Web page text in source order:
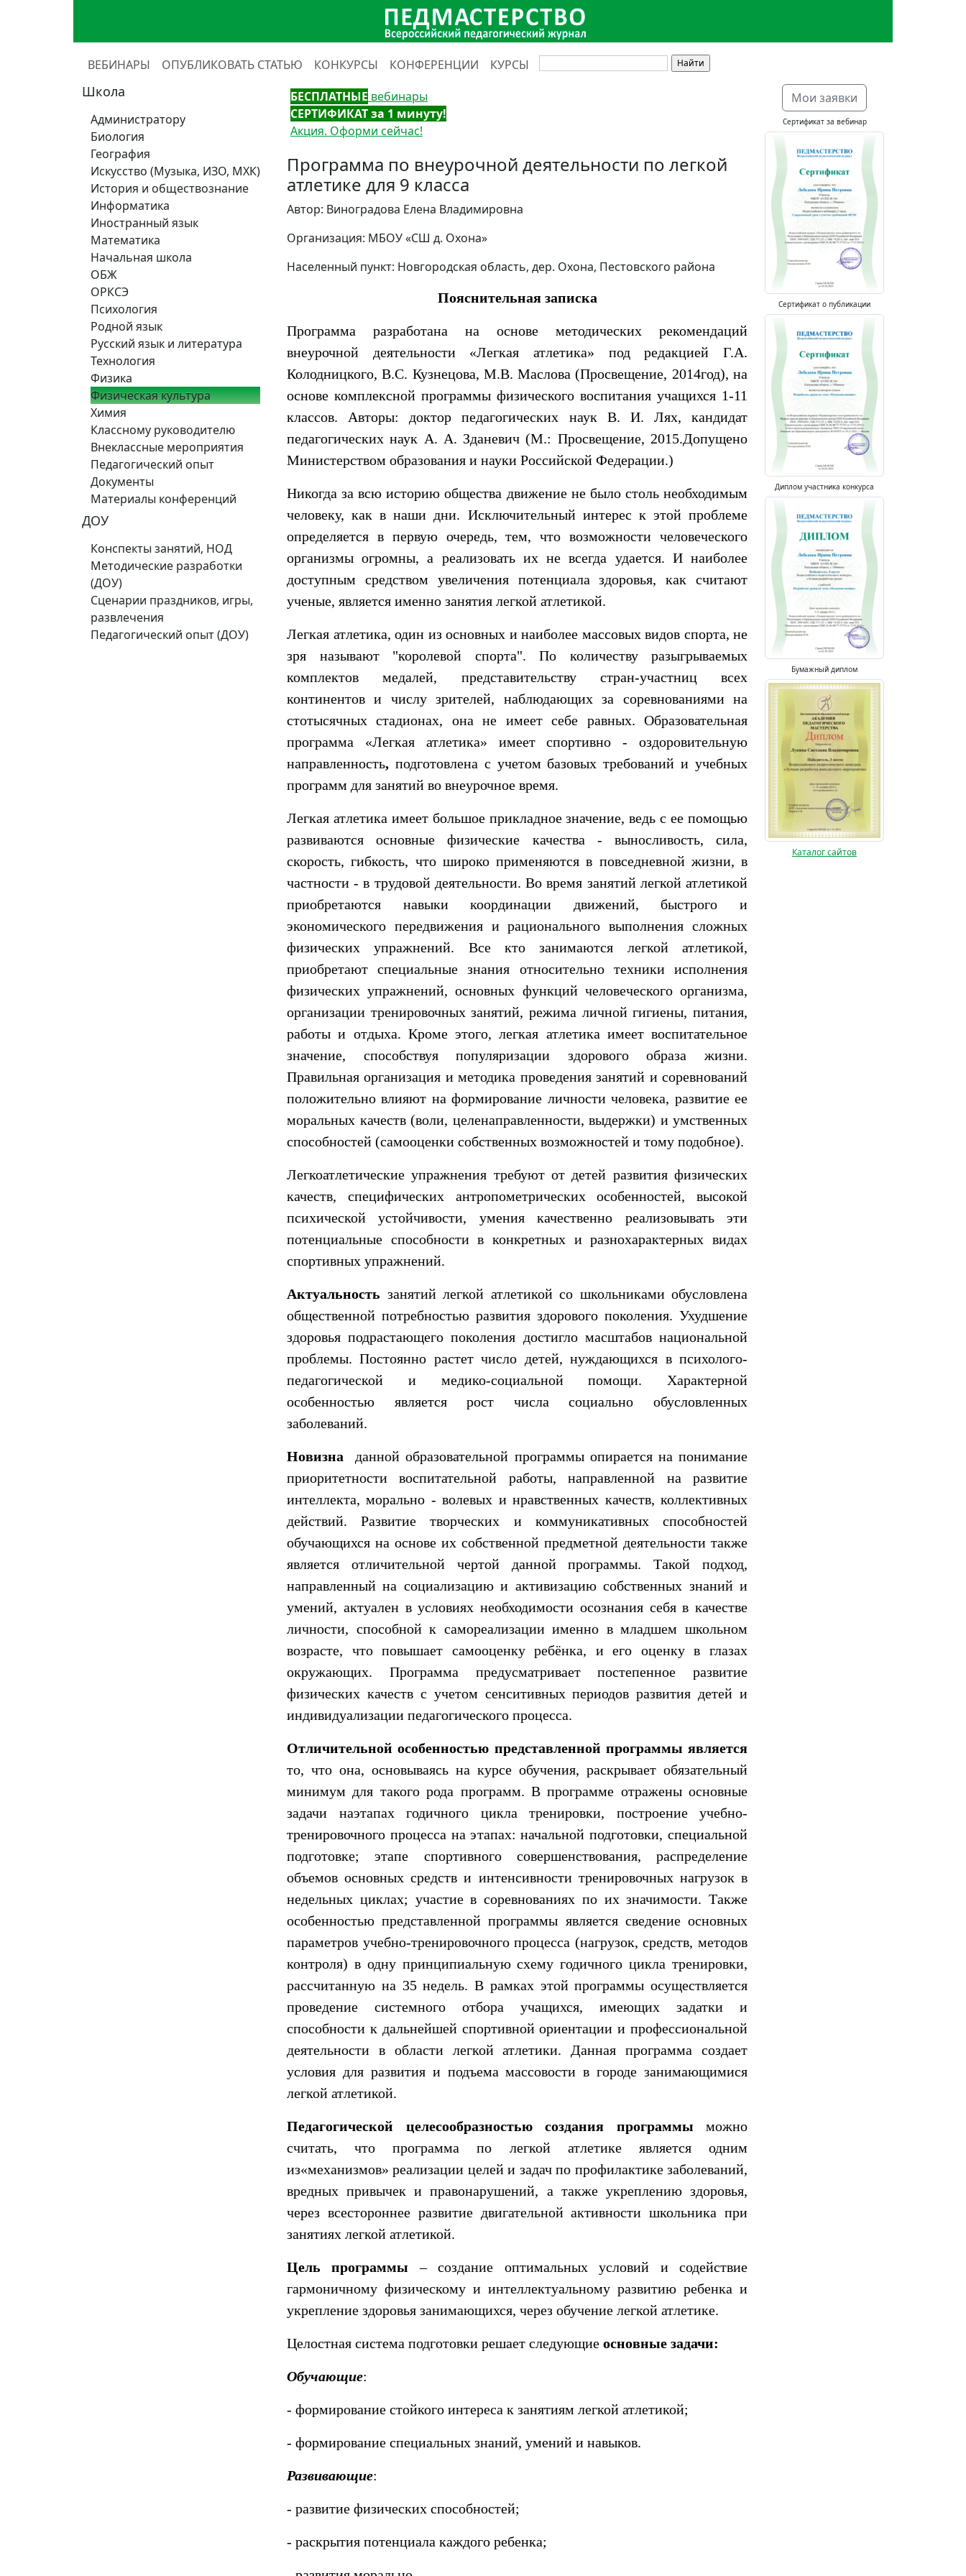
ВЕБИНАРЫ ОПУБЛИКОВАТЬ СТАТЬЮ КОНКУРСЫ КОНФЕРЕНЦИИ КУРСЫ
Школа
Администратору
Биология
География
Искусство (Музыка, ИЗО, МХК)
История и обществознание
Информатика
Иностранный язык
Математика
Начальная школа
ОБЖ
ОРКСЭ
Психология
Родной язык
Русский язык и литература
Технология
Физика
Физическая культура
Химия
Классному руководителю
Внеклассные мероприятия
Педагогический опыт
Документы
Материалы конференций
ДОУ
Конспекты занятий, НОД
Методические разработки
(ДОУ)
Сценарии праздников, игры,
развлечения
Педагогический опыт (ДОУ)
БЕСПЛАТНЫЕ вебинары
СЕРТИФИКАТ за 1 минуту!
Акция. Оформи сейчас!
Программа по внеурочной деятельности по легкой
атлетике для 9 класса
Автор: Виноградова Елена Владимировна
Организация: МБОУ «СШ д. Охона»
Населенный пункт: Новгородская область, дер. Охона, Пестовского района
Пояснительная записка
Программа разработана на основе методических рекомендаций
внеурочной деятельности «Легкая атлетика» под редакцией Г.А.
Колодницкого, В.С. Кузнецова, М.В. Маслова (Просвещение, 2014год), на
основе комплексной про­граммы физического воспитания учащихся 1-11
классов. Авторы: доктор педагогических наук В. И. Лях, кандидат
педагогических наук А. А. Зданевич (М.: Просвещение, 2015.Допущено
Министерством образования и науки Российской Федерации.)
Никогда за всю историю общества движение не было столь необходимым
человеку, как в наши дни. Исключительный интерес к этой проблеме
определяется в первую очередь, тем, что возможности человеческого
организмы огромны, а реализовать их не всегда удается. И наиболее
доступным средством увеличения потенциала здоровья, как считают
ученые, является именно занятия легкой атлетикой.
Легкая атлетика, один из основных и наиболее массовых видов спорта, не
зря называют "королевой спорта". По количеству разыгрываемых
комплектов медалей, представительству стран-участниц всех
континентов и числу зрителей, наблюдающих за соревнованиями на
стотысячных стадионах, она не имеет себе равных. Образовательная
программа «Легкая атлетика» имеет спортивно - оздоровительную
направленность, подготовлена с учетом базовых требований и учебных
программ для занятий во внеурочное время.
Легкая атлетика имеет большое прикладное значение, ведь с ее помощью
развиваются основные физические качества - выносливость, сила,
скорость, гибкость, что широко применяются в повседневной жизни, в
частности - в трудовой деятельности. Во время занятий легкой атлетикой
приобретаются навыки координации движений, быстрого и
экономического передвижения и рационального выполнения сложных
физических упражнений. Все кто занимаются легкой атлетикой,
приобретают специальные знания относительно техники исполнения
физических упражнений, основных функций человеческого организма,
организации тренировочных занятий, режима личной гигиены, питания,
работы и отдыха. Кроме этого, легкая атлетика имеет воспитательное
значение, способствуя популяризации здорового образа жизни.
Правильная организация и методика проведения занятий и соревнований
положительно влияют на формирование личности человека, развитие ее
моральных качеств (воли, целенаправленности, выдержки) и умственных
способностей (самооценки собственных возможностей и тому подобное).
Легкоатлетические упражнения требуют от детей развития физических
качеств, специфических антропометрических особенностей, высокой
психической устойчивости, умения качественно реализовывать эти
потенциальные способности в конкретных и разнохарактерных видах
спортивных упражнений.
Актуальность занятий легкой атлетикой со школьниками обусловлена
общественной потребностью развития здорового поколения. Ухудшение
здоровья подрастающего поколения достигло масштабов национальной
проблемы. Постоянно растет число детей, нуждающихся в психолого-
педагогической и медико-социальной помощи. Характерной
особенностью является рост числа социально обусловленных
заболеваний.
Новизна данной образовательной программы опирается на понимание
приоритетности воспитательной работы, направленной на развитие
интеллекта, морально - волевых и нравственных качеств, коллективных
действий. Развитие творческих и коммуникативных способностей
обучающихся на основе их собственной предметной деятельности также
является отличительной чертой данной программы. Такой подход,
направленный на социализацию и активизацию собственных знаний и
умений, актуален в условиях необходимости осознания себя в качестве
личности, способной к самореализации именно в младшем школьном
возрасте, что повышает самооценку ребёнка, и его оценку в глазах
окружающих. Программа предусматривает постепенное развитие
физических качеств с учетом сенситивных периодов развития детей и
индивидуализации педагогического процесса.
Отличительной особенностью представленной программы является
то, что она, основываясь на курсе обучения, раскрывает обязательный
минимум для такого рода программ. В программе отражены основные
задачи наэтапах годичного цикла тренировки, построение учебно-
тренировочного процесса на этапах: начальной подготовки, специальной
подготовке; этапе спортивного совершенствования, распределение
объемов основных средств и интенсивности тренировочных нагрузок в
недельных циклах; участие в соревнованиях по их значимости. Также
особенностью представленной программы является сведение основных
параметров учебно-тренировочного процесса (нагрузок, средств, методов
контроля) в одну принципиальную схему годичного цикла тренировки,
рассчитанную на 35 недель. В рамках этой программы осуществляется
проведение системного отбора учащихся, имеющих задатки и
способности к дальнейшей спортивной ориентации и профессиональной
деятельности в области легкой атлетики. Данная программа создает
условия для развития и подъема массовости в городе занимающимися
легкой атлетикой.
Педагогической целесообразностью создания программы можно
считать, что программа по легкой атлетике является одним
из«механизмов» реализации целей и задач по профилактике заболеваний,
вредных привычек и правонарушений, а также укреплению здоровья,
через всестороннее развитие двигательной активности школьника при
занятиях легкой атлетикой.
Цель программы – создание оптимальных условий и содействие
гармоничному физическому и интеллектуальному развитию ребенка и
укрепление здоровья занимающихся, через обучение легкой атлетике.
Целостная система подготовки решает следующие основные задачи:
Обучающие:
- формирование стойкого интереса к занятиям легкой атлетикой;
- формирование специальных знаний, умений и навыков.
Развивающие:
- развитие физических способностей;
- раскрытия потенциала каждого ребенка;
Мои заявки
Сертификат за вебинар
Сертификат о публикации
Диплом участника конкурса
Бумажный диплом
Каталог сайтов